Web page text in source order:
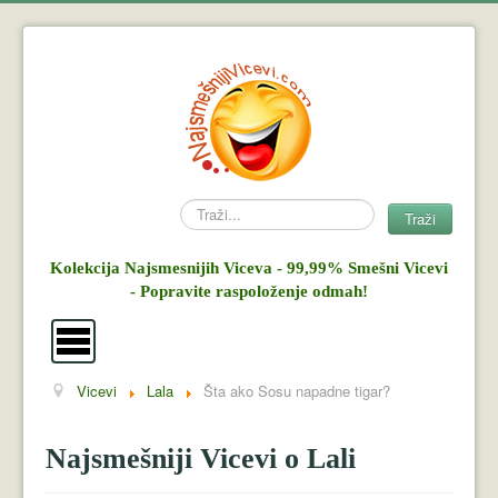
Search Traži
Kolekcija Najsmesnijih Viceva - 99,99% Smešni Vicevi
- Popravite raspoloženje odmah!
Vicevi
Mujo i Haso
Vicevi Lala Šta ako Sosu napadne tigar?
Najsmešniji Vicevi o Lali